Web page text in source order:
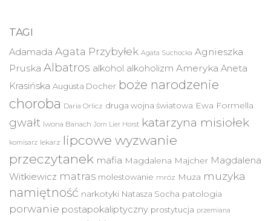
TAGI
Adamada Agata Przybyłek Agata Suchocka Agnieszka
Pruska Albatros alkohol alkoholizm Ameryka Aneta
Krasińska Augusta Docher boże narodzenie
choroba Daria Orlicz druga wojna światowa Ewa Formella
gwałt Iwona Banach Jorn Lier Horst katarzyna misiołek
komisarz lekarz lipcowe wyzwanie
przeczytanek mafia Magdalena Majcher Magdalena
Witkiewicz matras molestowanie mróz Muza muzyka
namiętność narkotyki Natasza Socha patologia
porwanie postapokaliptyczny prostytucja przemiana